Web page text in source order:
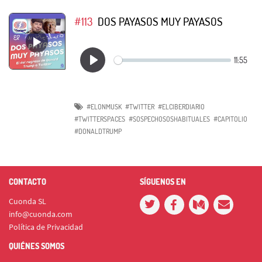
#113 DOS PAYASOS MUY PAYASOS
#ELONMUSK #TWITTER #ELCIBERDIARIO
#TWITTERSPACES #SOSPECHOSOSHABITUALES #CAPITOLIO
#DONALDTRUMP
CONTACTO
Cuonda SL
info@cuonda.com
Política de Privacidad
SÍGUENOS EN
QUIÉNES SOMOS